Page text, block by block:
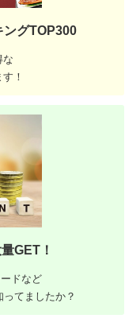
ングTOP300
な
！
GET！
ドなど
てましたか？